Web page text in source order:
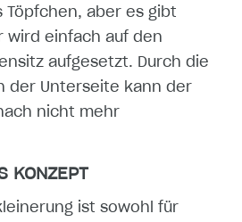
Töpfchen, aber es gibt
wird einfach auf den
aufgesetzt. Durch die
der Unterseite kann der
nicht mehr
KONZEPT
ist sowohl für